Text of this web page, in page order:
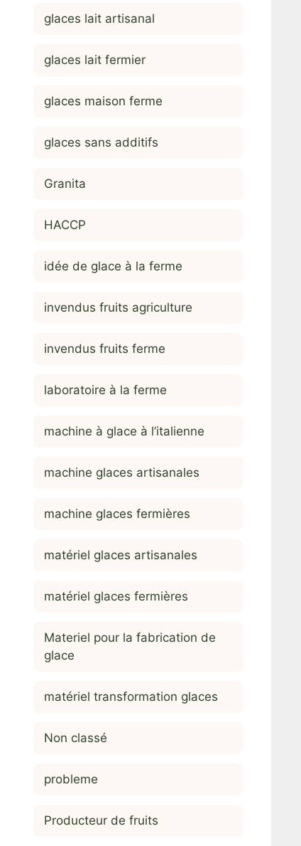
glaces lait artisanal
glaces lait fermier
glaces maison ferme
glaces sans additifs
Granita
HACCP
idée de glace à la ferme
invendus fruits agriculture
invendus fruits ferme
laboratoire à la ferme
machine à glace à l’italienne
machine glaces artisanales
machine glaces fermières
matériel glaces artisanales
matériel glaces fermières
Materiel pour la fabrication de
glace
matériel transformation glaces
Non classé
probleme
Producteur de fruits